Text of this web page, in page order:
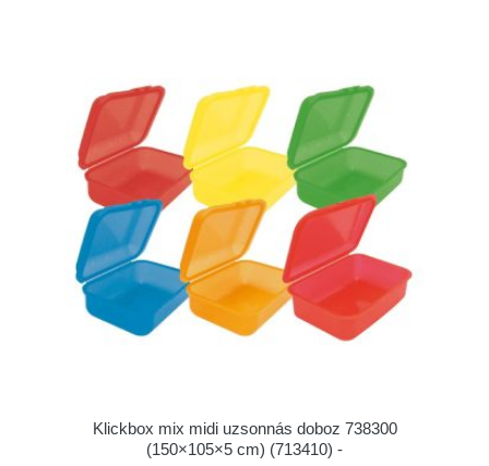
Klickbox mix midi uzsonnás doboz 738300
(150×105×5 cm) (713410) -